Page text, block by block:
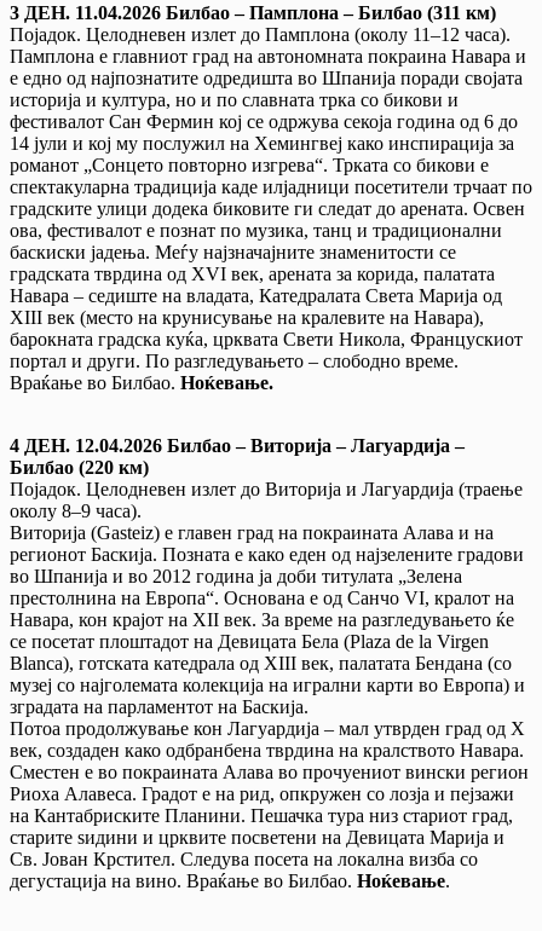
3 ДЕН. 11.04.2026 Билбао – Памплона – Билбао (311 км)
Појадок. Целодневен излет до Памплона (околу 11–12 часа).
Памплона е главниот град на автономната покраина Навара и
е едно од најпознатите одредишта во Шпанија поради својата
историја и култура, но и по славната трка со бикови и
фестивалот Сан Фермин кој се одржува секоја година од 6 до
14 јули и кој му послужил на Хемингвеј како инспирација за
романот „Сонцето повторно изгрева“. Трката со бикови е
спектакуларна традиција каде илјадници посетители трчаат по
градските улици додека биковите ги следат до арената. Освен
ова, фестивалот е познат по музика, танц и традиционални
баскиски јадења. Меѓу најзначајните знаменитости се
градската тврдина од XVI век, арената за корида, палатата
Навара – седиште на владата, Катедралата Света Марија од
XIII век (место на крунисување на кралевите на Навара),
барокната градска куќа, црквата Свети Никола, Францускиот
портал и други. По разгледувањето – слободно време.
Враќање во Билбао. Ноќевање.
4 ДЕН. 12.04.2026 Билбао – Виторија – Лагуардија –
Билбао (220 км)
Појадок. Целодневен излет до Виторија и Лагуардија (траење
околу 8–9 часа).
Виторија (Gasteiz) е главен град на покраината Алава и на
регионот Баскија. Позната е како еден од најзелените градови
во Шпанија и во 2012 година ја доби титулата „Зелена
престолнина на Европа“. Основана е од Санчо VI, кралот на
Навара, кон крајот на XII век. За време на разгледувањето ќе
се посетат плоштадот на Девицата Бела (Plaza de la Virgen
Blanca), готската катедрала од XIII век, палатата Бендана (со
музеј со најголемата колекција на игрални карти во Европа) и
зградата на парламентот на Баскија.
Потоа продолжување кон Лагуардија – мал утврден град од X
век, создаден како одбранбена тврдина на кралството Навара.
Сместен е во покраината Алава во прочуениот вински регион
Риоха Алавеса. Градот е на рид, опкружен со лозја и пејзажи
на Кантабриските Планини. Пешачка тура низ стариот град,
старите ѕидини и црквите посветени на Девицата Марија и
Св. Јован Крстител. Следува посета на локална визба со
дегустација на вино. Враќање во Билбао. Ноќевање.